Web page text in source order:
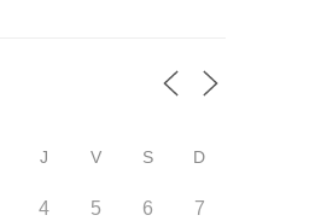
J V S D
4 5 6 7